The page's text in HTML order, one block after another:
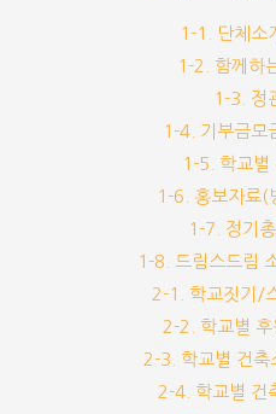
1-1. 단체소
1-2. 함께하
1-3. 정
1-4. 기부금모
1-5. 학교별
1-6. 홍보자료(
1-7. 정기
1-8. 드림스드림
2-1. 학교짓기/
2-2. 학교별 후
2-3. 학교별 건
2-4. 학교별 건